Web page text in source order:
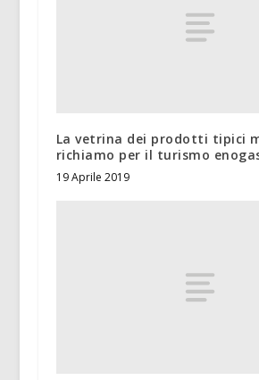
La vetrina dei prodotti tipici
richiamo per il turismo
19 Aprile 2019